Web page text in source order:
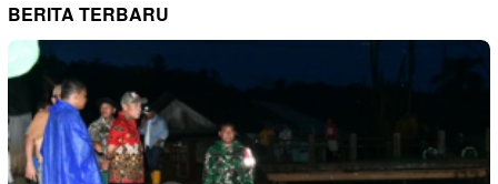
BERITA TERBARU